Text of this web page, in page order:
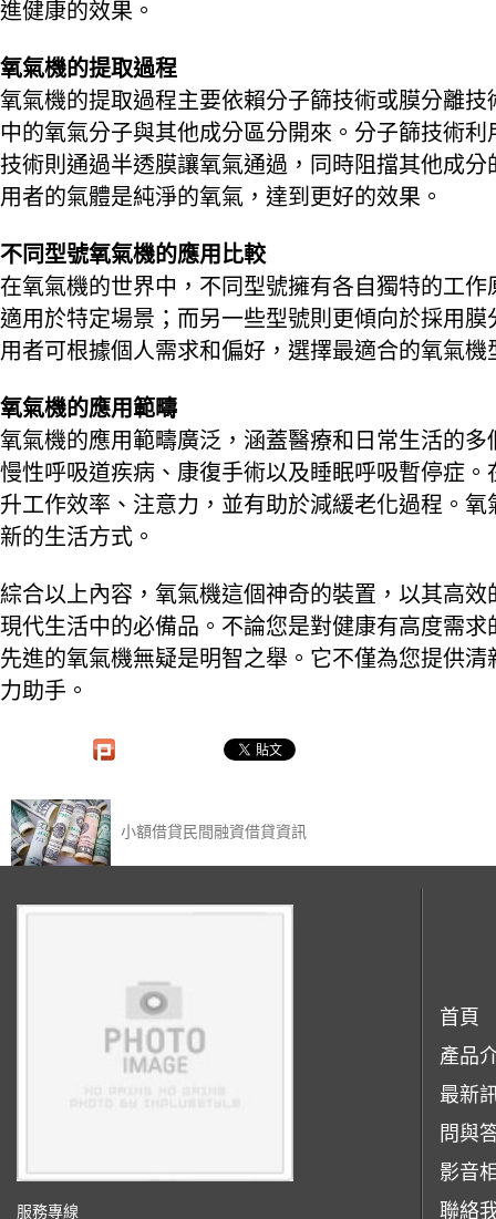
進健康的效果。
氧氣機的提取過程
氧氣機的提取過程主要依賴分子篩技術或膜分離
中的氧氣分子與其他成分區分開來。分子篩技術
技術則通過半透膜讓氧氣通過，同時阻擋其他成
用者的氣體是純淨的氧氣，達到更好的效果。
不同型號氧氣機的應用比較
在氧氣機的世界中，不同型號擁有各自獨特的工
適用於特定場景；而另一些型號則更傾向於採用
用者可根據個人需求和偏好，選擇最適合的氧氣機
氧氣機的應用範疇
氧氣機的應用範疇廣泛，涵蓋醫療和日常生活的
慢性呼吸道疾病、康復手術以及睡眠呼吸暫停症
升工作效率、注意力，並有助於減緩老化過程。
新的生活方式。
綜合以上內容，氧氣機這個神奇的裝置，以其高
現代生活中的必備品。不論您是對健康有高度需
先進的氧氣機無疑是明智之舉。它不僅為您提供
力助手。
小額借貸民間融資借貸資訊‎
服務專線
首頁
產品
最新
問與
影音
聯絡